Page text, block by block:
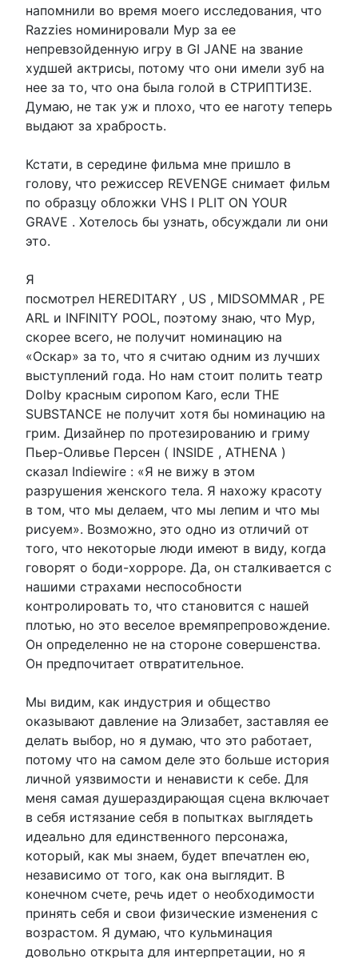
напомнили во время моего исследования, что
Razzies номинировали Мур за ее
непревзойденную игру в GI JANE на звание
худшей актрисы, потому что они имели зуб на
нее за то, что она была голой в СТРИПТИЗЕ.
Думаю, не так уж и плохо, что ее наготу теперь
выдают за храбрость.
Кстати, в середине фильма мне пришло в
голову, что режиссер REVENGE снимает фильм
по образцу обложки VHS I PLIT ON YOUR
GRAVE . Хотелось бы узнать, обсуждали ли они
это.
Я
посмотрел HEREDITARY , US , MIDSOMMAR , PE
ARL и INFINITY POOL, поэтому знаю, что Мур,
скорее всего, не получит номинацию на
«Оскар» за то, что я считаю одним из лучших
выступлений года. Но нам стоит полить театр
Dolby красным сиропом Karo, если THE
SUBSTANCE не получит хотя бы номинацию на
грим. Дизайнер по протезированию и гриму
Пьер-Оливье Персен ( INSIDE , ATHENA )
сказал Indiewire : «Я не вижу в этом
разрушения женского тела. Я нахожу красоту
в том, что мы делаем, что мы лепим и что мы
рисуем». Возможно, это одно из отличий от
того, что некоторые люди имеют в виду, когда
говорят о боди-хорроре. Да, он сталкивается с
нашими страхами неспособности
контролировать то, что становится с нашей
плотью, но это веселое времяпрепровождение.
Он определенно не на стороне совершенства.
Он предпочитает отвратительное.
Мы видим, как индустрия и общество
оказывают давление на Элизабет, заставляя ее
делать выбор, но я думаю, что это работает,
потому что на самом деле это больше история
личной уязвимости и ненависти к себе. Для
меня самая душераздирающая сцена включает
в себя истязание себя в попытках выглядеть
идеально для единственного персонажа,
который, как мы знаем, будет впечатлен ею,
независимо от того, как она выглядит. В
конечном счете, речь идет о необходимости
принять себя и свои физические изменения с
возрастом. Я думаю, что кульминация
довольно открыта для интерпретации, но я